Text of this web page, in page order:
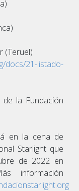
(Teruel)
docs/21-listado-
la Fundación
en la cena de
Starlight que
de 2022 en
información